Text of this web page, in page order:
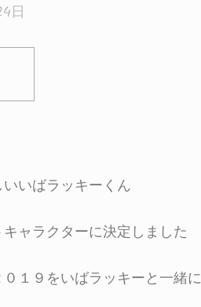
日
いばラッキーくん
ャラクターに決定しました
１９をいばラッキーと一緒に